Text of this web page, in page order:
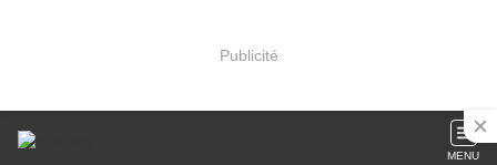
Publicité
MENU